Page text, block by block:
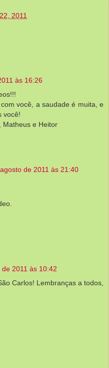
2011
às 16:26
você, a saudade é muita, e
você!
Matheus e Heitor
de 2011 às 21:40
2011 às 10:42
Carlos! Lembranças a todos,